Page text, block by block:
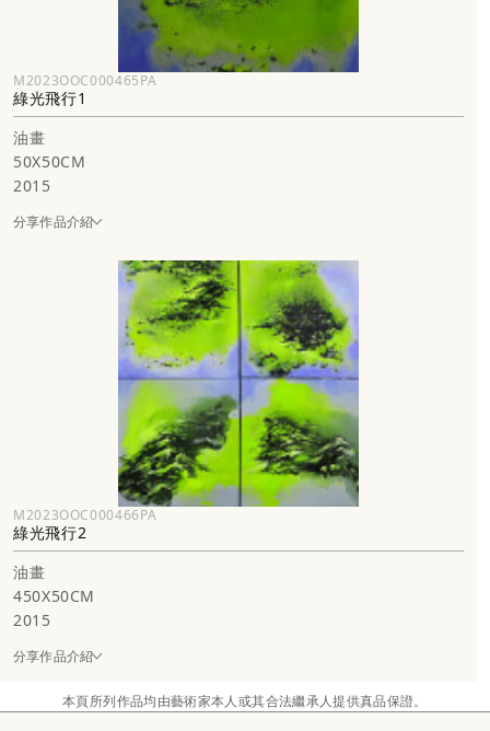
M2023OOC000465PA
綠光飛行1
油畫
50X50CM
2015
分享作品介紹
M2023OOC000466PA
綠光飛行2
油畫
450X50CM
2015
分享作品介紹
本頁所列作品均由藝術家本人或其合法繼承人提供真品保證。